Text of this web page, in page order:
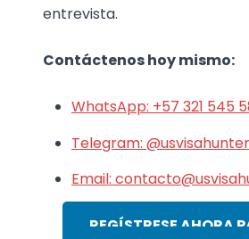
entrevista.
Contáctenos hoy mismo:
WhatsApp: +57 321 545
Telegram: @usvisahunter
Email:
REGÍSTRESE AHORA